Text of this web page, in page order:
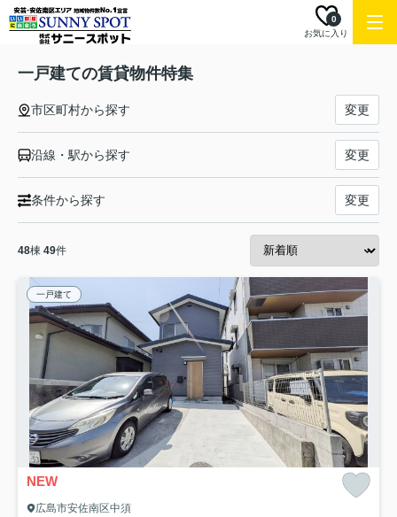
お気に入り
0
一戸建ての賃貸物件特集
市区町村から探す 変更
沿線・駅から探す 変更
条件から探す 変更
48棟 49件
一戸建て
NEW
広島市安佐南区中須